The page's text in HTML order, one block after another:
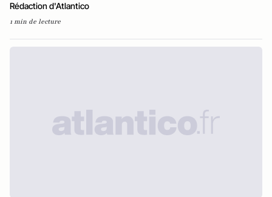
Rédaction d'Atlantico
1 min de lecture